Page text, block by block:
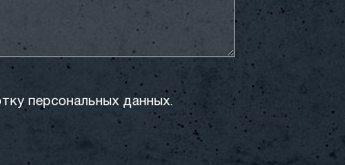
персональных данных.